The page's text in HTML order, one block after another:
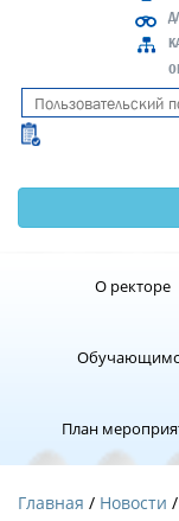
О ректоре
План
Главная Новости